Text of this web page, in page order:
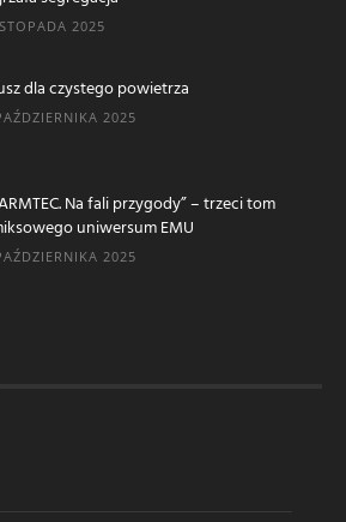
2025
dla czystego powietrza
2025
Na fali przygody” – trzeci tom
uniwersum EMU
2025